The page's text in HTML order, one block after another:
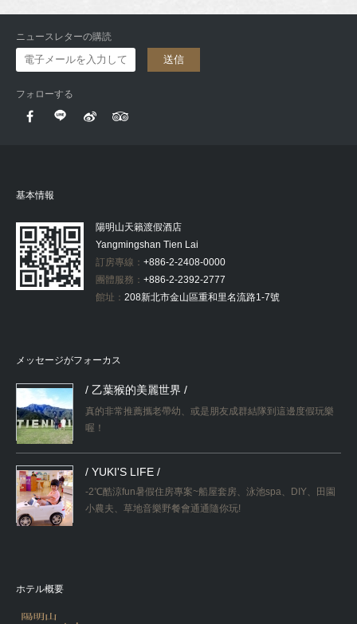
ニュースレターの購読
送信
フォローする
基本情報
陽明山天籟渡假酒店
Yangmingshan Tien Lai
訂房專線： +886-2-2408-0000
團體服務： +886-2-2392-2777
館址： 208新北市金山區重和里名流路1-7號
メッセージがフォーカス
/ 乙葉猴的美麗世界 /
真的非常推薦攜老帶幼、或是朋友成群結隊到這邊度假玩樂
喔！
/ YUKI'S LIFE /
-2℃酷涼fun暑假住房專案~船屋套房、泳池spa、DIY、田園
小農夫、草地音樂野餐會通通隨你玩!
ホテル概要